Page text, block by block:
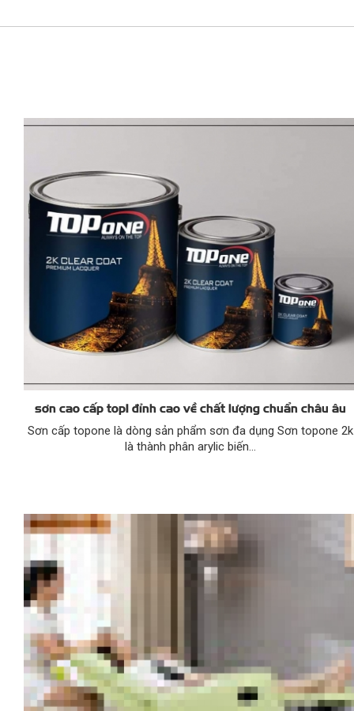
sơn cao cấp top1 đỉnh cao về chất lượng chuẩn châu âu
Sơn cấp topone là dòng sản phẩm sơn đa dụng Sơn topone 2k
là thành phân arylic biến...